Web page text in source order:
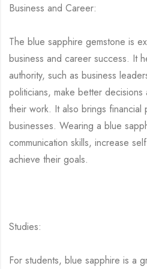
Business and Career:
The blue sapphire gemstone is
business and career success. It
authority, such as business
politicians, make better
their work. It also brings financial
businesses. Wearing a blue
communication skills, increase
achieve their goals.
Studies:
For students, blue sapphire is a